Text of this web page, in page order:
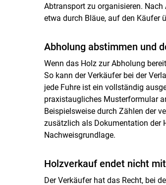
Abtransport zu organisieren.
etwa durch Bläue, auf den Käufer
Abholung abstimmen und
Wenn das Holz zur Abholung
So kann der Verkäufer bei der
jede Fuhre ist ein vollständig
praxistaugliches Musterformular
Beispielsweise durch Zählen der
zusätzlich als Dokumentation der
Nachweisgrundlage.
Holzverkauf endet nicht
Der Verkäufer hat das Recht, bei